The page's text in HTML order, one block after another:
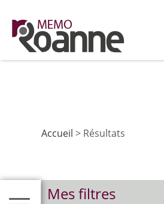
En poursuivant votre
les fonctionnalités de partages
Accueil > Résultats
Mes filtres